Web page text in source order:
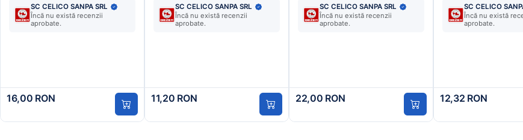
SC CELICO SANPA SRL
Încă nu există recenzii
aprobate.
16,00 RON
SC CELICO SANPA SRL
Încă nu există recenzii
aprobate.
11,20 RON
SC CELICO SANPA SRL
Încă nu există recenzii
aprobate.
22,00 RON
SC CELICO
Încă nu există
aprobate.
12,32 RON